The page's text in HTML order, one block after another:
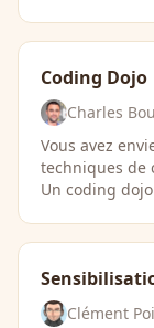
Coding Dojo
Charles
Vous avez
techniques de
Un coding
Clément